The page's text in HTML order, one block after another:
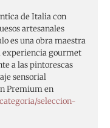
de Italia con
artesanales
es una obra maestra
experiencia gourmet
a las pintorescas
sensorial
Premium en
seleccion-